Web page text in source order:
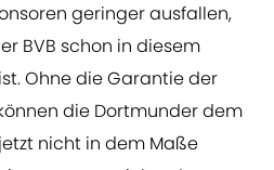
geringer ausfallen,
BVB schon in diesem
Ohne die Garantie der
die Dortmunder dem
nicht in dem Maße